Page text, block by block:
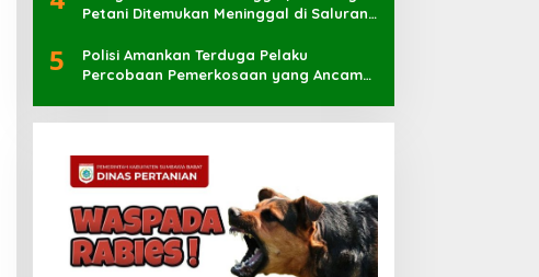
Petani Ditemukan Meninggal di Saluran
5
Polisi Amankan Terduga Pelaku
Percobaan Pemerkosaan yang Ancam